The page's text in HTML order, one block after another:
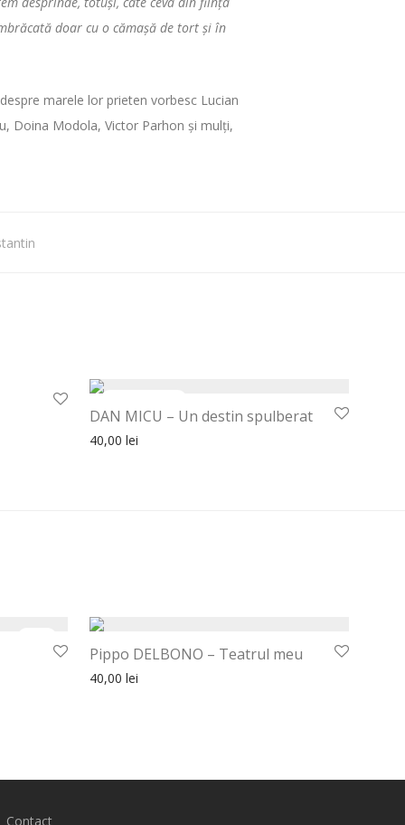
doar cu o cămaşă de tort şi în
marele lor prieten vorbesc Lucian
Doina Modola, Victor Parhon şi mulţi,
DAN MICU – Un destin spulberat
40,00 lei
Pippo DELBONO – Teatrul meu
40,00 lei
Contact